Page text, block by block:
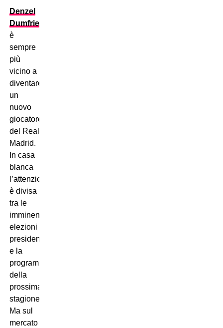
Denzel
Dumfries
è
sempre
più
vicino a
diventare
un
nuovo
giocatore
del Real
Madrid.
In casa
blanca
l’attenzione
è divisa
tra le
imminenti
elezioni
presidenziali
e la
programmazione
della
prossima
stagione.
Ma sul
mercato